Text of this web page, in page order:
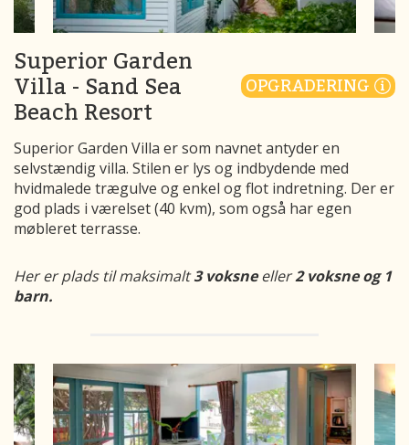
Superior Garden
Villa - Sand Sea
Beach Resort
OPGRADERING
Superior Garden Villa er som navnet antyder en
selvstændig villa. Stilen er lys og indbydende med
hvidmalede trægulve og enkel og flot indretning. Der er
god plads i værelset (40 kvm), som også har egen
møbleret terrasse.
Her er plads til maksimalt3 voksneeller2 voksne og 1
barn.